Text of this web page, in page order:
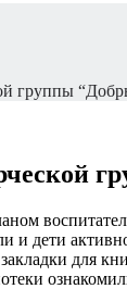
группы
и дети
закладки для